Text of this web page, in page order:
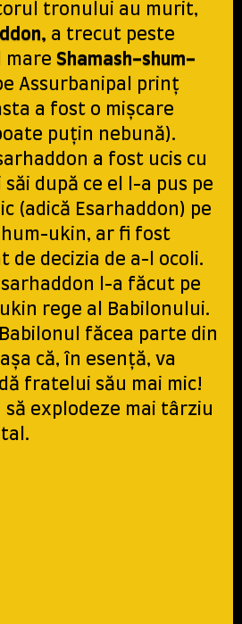
tronului au murit,
a trecut peste
mare Shamash-shum-
Assurbanipal prinț
a fost o mișcare
puțin nebună).
a fost ucis cu
după ce el l-a pus pe
(adică Esarhaddon) pe
ukin, ar fi fost
de decizia de a-l ocoli.
l-a făcut pe
rege al Babilonului.
făcea parte din
că, în esență, va
fratelui său mai mic!
să explodeze mai târziu